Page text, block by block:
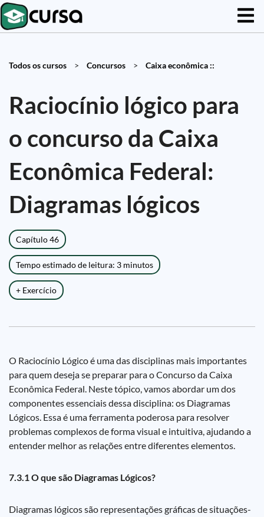
Todos os cursos > Concursos > Caixa econômica ::
Raciocínio lógico para
o concurso da Caixa
Econômica Federal:
Diagramas lógicos
Capítulo 46
Tempo estimado de leitura: 3 minutos
+ Exercício
O Raciocínio Lógico é uma das disciplinas mais importantes
para quem deseja se preparar para o Concurso da Caixa
Econômica Federal. Neste tópico, vamos abordar um dos
componentes essenciais dessa disciplina: os Diagramas
Lógicos. Essa é uma ferramenta poderosa para resolver
problemas complexos de forma visual e intuitiva, ajudando a
entender melhor as relações entre diferentes elementos.
7.3.1 O que são Diagramas Lógicos?
Diagramas lógicos são representações gráficas de situações-